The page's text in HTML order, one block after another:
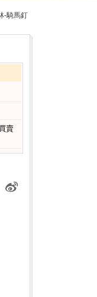
-騎馬釘
賣